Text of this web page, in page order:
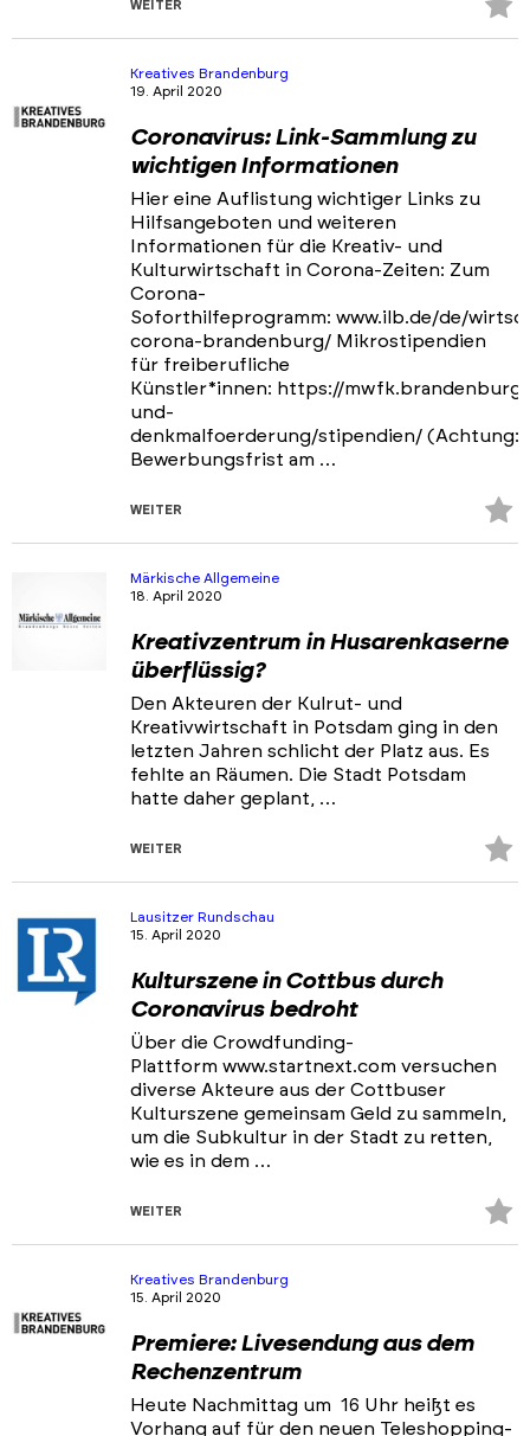
WEITER
Kreatives Brandenburg
19. April 2020
Coronavirus: Link-Sammlung zu
wichtigen Informationen
Hier eine Auflistung wichtiger Links zu
Hilfsangeboten und weiteren
Informationen für die Kreativ- und
Kulturwirtschaft in Corona-Zeiten: Zum
Corona-
Soforthilfeprogramm: www.ilb.de/de/
corona-brandenburg/ Mikrostipendien
für freiberufliche
Künstler*innen: https://
und-
denkmalfoerderung/stipendien/ (Achtung:
Bewerbungsfrist am …
WEITER
Märkische Allgemeine
18. April 2020
Kreativzentrum in Husarenkaserne
überflüssig?
Den Akteuren der Kulrut- und
Kreativwirtschaft in Potsdam ging in den
letzten Jahren schlicht der Platz aus. Es
fehlte an Räumen. Die Stadt Potsdam
hatte daher geplant, …
WEITER
Lausitzer Rundschau
15. April 2020
Kulturszene in Cottbus durch
Coronavirus bedroht
Über die Crowdfunding-
Plattform www.startnext.com versuchen
diverse Akteure aus der Cottbuser
Kulturszene gemeinsam Geld zu sammeln,
um die Subkultur in der Stadt zu retten,
wie es in dem …
WEITER
Kreatives Brandenburg
15. April 2020
Premiere: Livesendung aus dem
Rechenzentrum
Heute Nachmittag um 16 Uhr heißt es
Vorhang auf für den neuen Teleshopping-